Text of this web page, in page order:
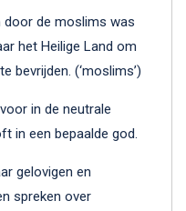
door de moslims was
het Heilige Land om
bevrijden. (‘moslims’)
in de neutrale
in een bepaalde god.
gelovigen en
spreken over